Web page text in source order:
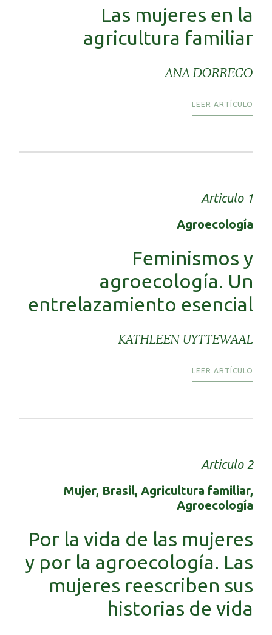
Las mujeres en la
agricultura familiar
ANA DORREGO
LEER ARTÍCULO
Articulo 1
Agroecología
Feminismos y
agroecología. Un
entrelazamiento esencial
KATHLEEN UYTTEWAAL
LEER ARTÍCULO
Articulo 2
Mujer, Brasil, Agricultura familiar,
Agroecología
Por la vida de las mujeres
y por la agroecología. Las
mujeres reescriben sus
historias de vida